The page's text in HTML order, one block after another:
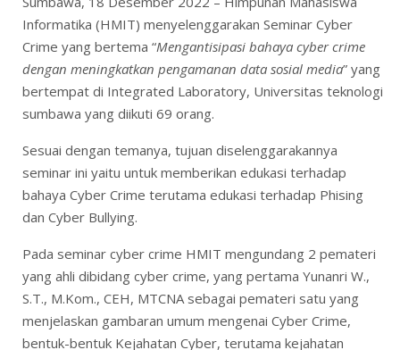
Informatika (HMIT) menyelenggarakan Seminar Cyber
Crime yang bertema “Mengantisipasi bahaya cyber crime
dengan meningkatkan pengamanan data sosial media” yang
bertempat di Integrated Laboratory, Universitas teknologi
sumbawa yang diikuti 69 orang.
seminar ini yaitu untuk memberikan edukasi terhadap
bahaya Cyber Crime terutama edukasi terhadap Phising
dan Cyber Bullying.
yang ahli dibidang cyber crime, yang pertama Yunanri W.,
S.T., M.Kom., CEH, MTCNA sebagai pemateri satu yang
menjelaskan gambaran umum mengenai Cyber Crime,
bentuk-bentuk Kejahatan Cyber, terutama kejahatan